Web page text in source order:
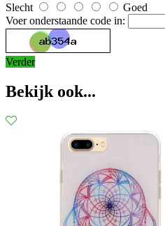
Slecht
Goed
Voer onderstaande code in:
Verder
Bekijk ook...